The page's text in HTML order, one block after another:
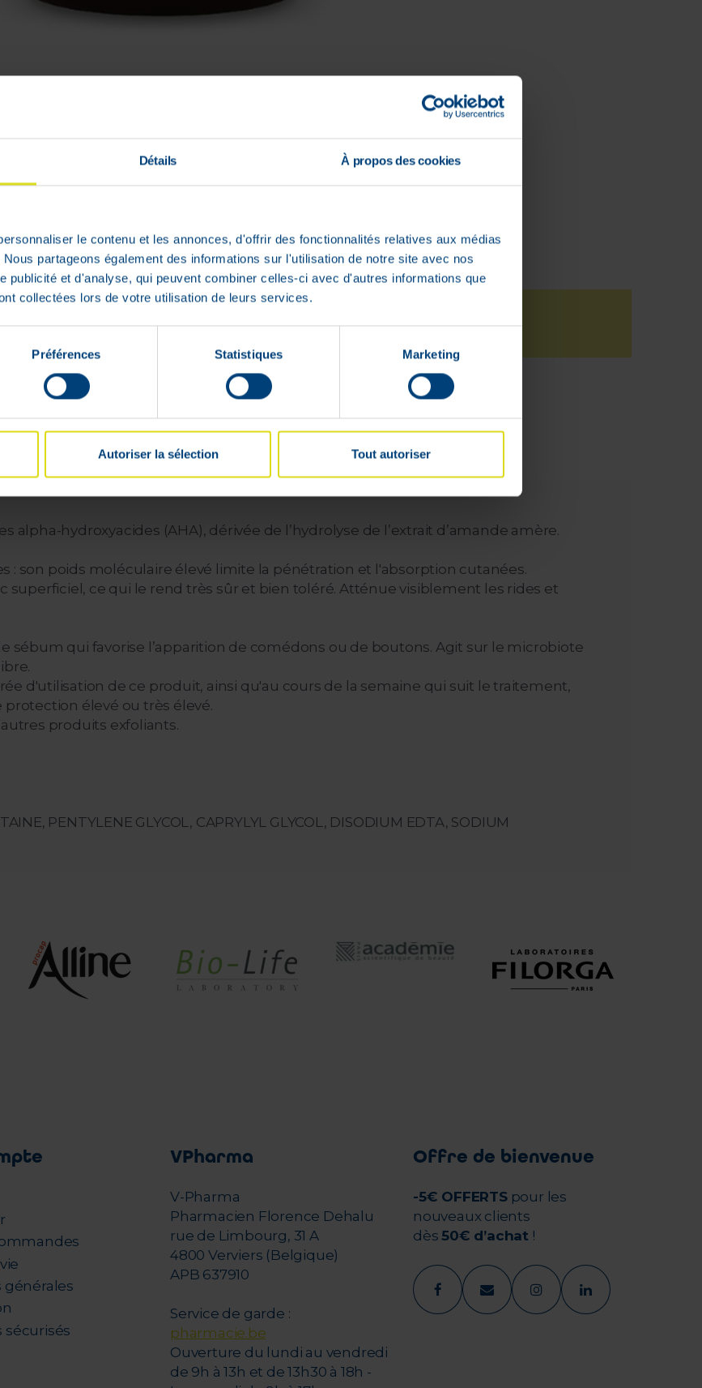
Détails À propos des cookies
le contenu et les annonces, d'offrir des fonctionnalités relatives aux médias
partageons également des informations sur l'utilisation de notre site avec nos
publicité et d'analyse, qui peuvent combiner celles-ci avec d'autres informations que
collectées lors de votre utilisation de leurs services.
Préférences Statistiques Marketing
Autoriser la sélection Tout autoriser
pour les peaux sensibles
Livrable en24h
rapide et gratuite
de 59 €
Paiement 100%
sécurisé garanti
alpha-hydroxyacides (AHA), dérivée de l’hydrolyse de l’extrait d’amande amère.
: son poids moléculaire élevé limite la pénétration et l'absorption cutanées.
superficiel, ce qui le rend très sûr et bien toléré. Atténue visiblement les rides et
sébum qui favorise l’apparition de comédons ou de boutons. Agit sur le microbiote
d'utilisation de ce produit, ainsi qu'au cours de la semaine qui suit le traitement,
élevé ou très élevé.
produits exfoliants.
PENTYLENE GLYCOL, CAPRYLYL GLYCOL, DISODIUM EDTA, SODIUM
générales
sécurisés
VPharma
V-Pharma
Pharmacien Florence Dehalu
rue de Limbourg, 31 A
4800 Verviers (Belgique)
APB 637910
Service de garde :
pharmacie.be
Ouverture du lundi au vendredi
de 9h à 13h et de 13h30 à 18h -
Offre de bienvenue
-5€ OFFERTSpour les
nouveaux clients
dès50€ d’achat !